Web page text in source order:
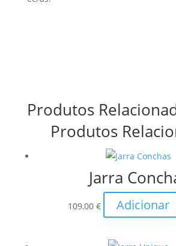
Produtos
Produtos
Jarra
109,00€ Adicionar